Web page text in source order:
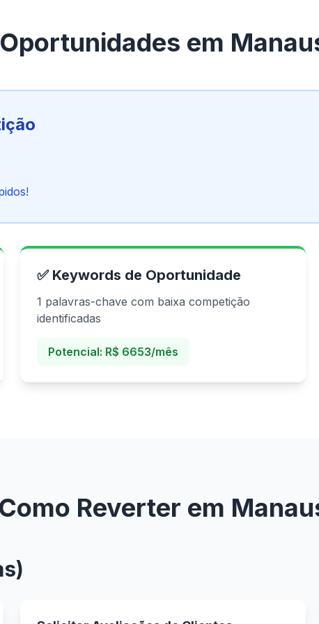
Oportunidades em
✅ Keywords de Oportunidade
1 palavras-chave com baixa competição
identificadas
Potencial: R$ 6653/mês
Como Reverter em